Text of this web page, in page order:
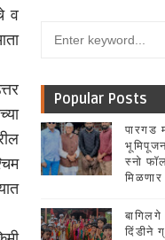
व
Popular Posts
पारगड
स्नो
मिळणार
दिंडीने